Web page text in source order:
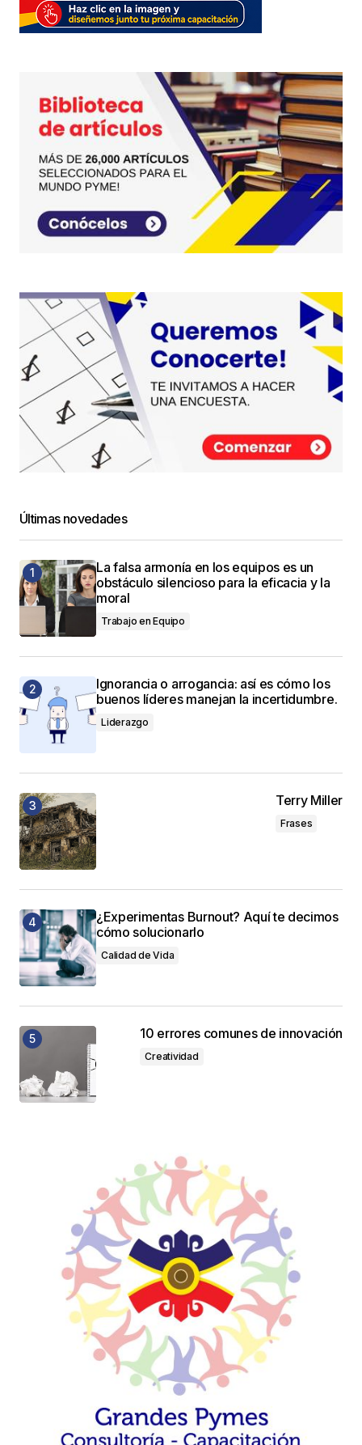
Últimas novedades
La falsa armonía en los equipos es un
obstáculo silencioso para la eficacia y la
moral
Trabajo en Equipo
Ignorancia o arrogancia: así es cómo los
buenos líderes manejan la incertidumbre.
Liderazgo
Terry Miller
Frases
¿Experimentas Burnout? Aquí te decimos
cómo solucionarlo
Calidad de Vida
10 errores comunes de innovación
Creatividad